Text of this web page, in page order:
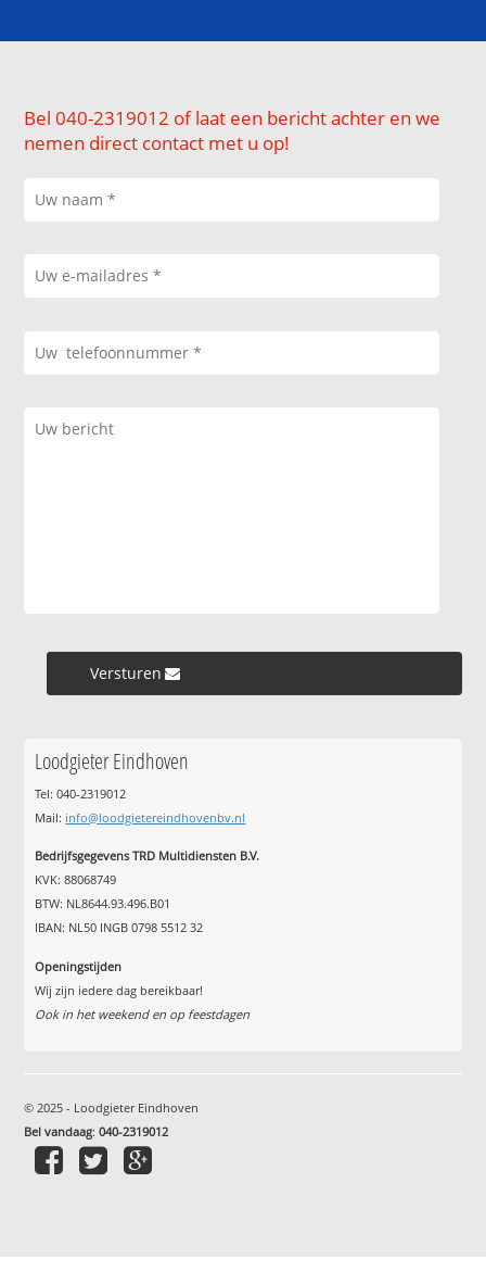
Bel 040-2319012 of laat een bericht achter en we
nemen direct contact met u op!
Versturen »
Loodgieter Eindhoven
Tel: 040-2319012
Mail: info@loodgietereindhovenbv.nl
Bedrijfsgegevens TRD Multidiensten B.V.
KVK: 88068749
BTW: NL8644.93.496.B01
IBAN: NL50 INGB 0798 5512 32
Openingstijden
Wij zijn iedere dag bereikbaar!
Ook in het weekend en op feestdagen
© 2025 - Loodgieter Eindhoven
Bel vandaag:040-2319012